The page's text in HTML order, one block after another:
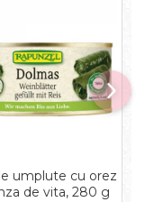
umplute cu orez
de vita, 280 g